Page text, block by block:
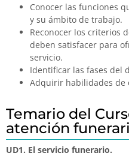
Conocer las funciones
y su ámbito de trabajo.
Reconocer los criterios
deben satisfacer para
servicio.
Identificar las fases del
Adquirir habilidades de
Temario del
atención
UD1. El servicio funerario.